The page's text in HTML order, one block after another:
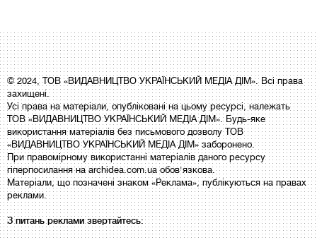
© 2024, ТОВ «ВИДАВНИЦТВО УКРАЇНСЬКИЙ МЕДІА ДІМ». Всі права
захищені.
Усі права на матеріали, опубліковані на цьому ресурсі, належать
ТОВ «ВИДАВНИЦТВО УКРАЇНСЬКИЙ МЕДІА ДІМ». Будь-яке
використання матеріалів без письмового дозволу ТОВ
«ВИДАВНИЦТВО УКРАЇНСЬКИЙ МЕДІА ДІМ» заборонено.
При правомірному використанні матеріалів даного ресурсу
гіперпосилання на archidea.com.ua обов'язкова.
Матеріали, що позначені знаком «Реклама», публікуються на правах
реклами.
З питань реклами звертайтесь: